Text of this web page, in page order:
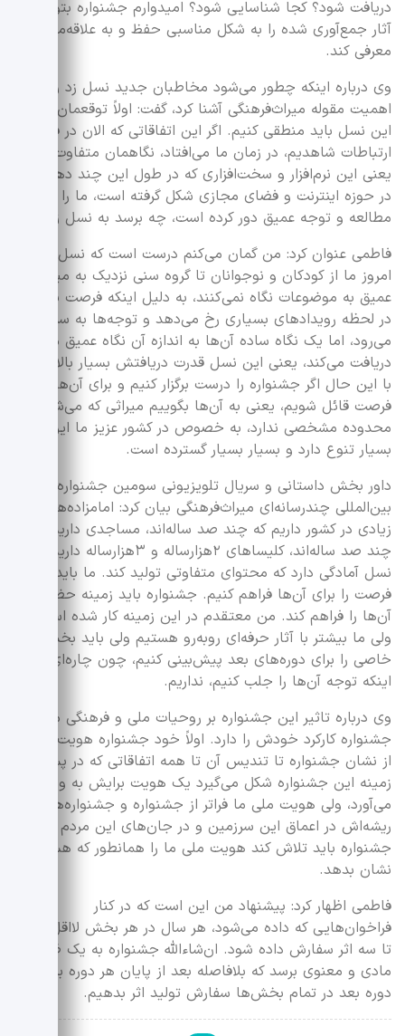
دریافت شود؟ کجا شناسایی شود؟ امیدوارم جشنواره بتواند
آثار جمع‌آوری شده را به شکل مناسبی حفظ و به علاقه‌مندان
معرفی کند.
وی درباره اینکه چطور می‌شود مخاطبان جدید نسل زد را با
اهمیت مقوله میراث‌فرهنگی آشنا کرد، گفت: اولاً توقعمان را از
این نسل باید منطقی کنیم. اگر این اتفاقاتی که الان در فضای
ارتباطات شاهدیم، در زمان ما می‌افتاد، نگاهمان متفاوت بود،
یعنی این نرم‌افزار و سخت‌افزاری که در طول این چند دهه اخیر
در حوزه اینترنت و فضای مجازی شکل گرفته است، ما را هم از
مطالعه و توجه عمیق دور کرده است، چه برسد به نسل زد.
فاطمی عنوان کرد: من گمان می‌کنم درست است که نسل جوان
امروز ما از کودکان و نوجوانان تا گروه سنی نزدیک به میانسالی
عمیق به موضوعات نگاه نمی‌کنند، به دلیل اینکه فرصت ندارند و
در لحظه رویدادهای بسیاری رخ می‌دهد و توجه‌ها به سمت آن
می‌رود، اما یک نگاه ساده آن‌ها به اندازه آن نگاه عمیق ما
دریافت می‌کند، یعنی این نسل قدرت دریافتش بسیار بالاست.
با این حال اگر جشنواره را درست برگزار کنیم و برای آن‌ها
فرصت قائل شویم، یعنی به آن‌ها بگوییم میراثی که می‌شناسید،
محدوده مشخصی ندارد، به خصوص در کشور عزیز ما ایران
بسیار تنوع دارد و بسیار بسیار گسترده است.
داور بخش داستانی و سریال تلویزیونی سومین جشنواره
بین‌المللی چندرسانه‌ای میراث‌فرهنگی بیان کرد: امامزاده‌های
زیادی در کشور داریم که چند صد ساله‌اند، مساجدی داریم که
چند صد ساله‌اند، کلیساهای ۲هزارساله و ۳هزارساله داریم. این
نسل آمادگی دارد که محتوای متفاوتی تولید کند. ما باید این
فرصت را برای آن‌ها فراهم کنیم. جشنواره باید زمینه حضور
آن‌ها را فراهم کند. من معتقدم در این زمینه کار شده است،
ولی ما بیشتر با آثار حرفه‌ای روبه‌رو هستیم ولی باید بخش‌های
خاصی را برای دوره‌های بعد پیش‌بینی کنیم، چون چاره‌ای برای
اینکه توجه آن‌ها را جلب کنیم، نداریم.
وی درباره تاثیر این جشنواره بر روحیات ملی و فرهنگی ما گفت:
جشنواره کارکرد خودش را دارد. اولاً خود جشنواره هویت دارد،
از نشان جشنواره تا تندیس آن تا همه اتفاقاتی که در پس
زمینه این جشنواره شکل می‌گیرد یک هویت برایش به وجود
می‌آورد، ولی هویت ملی ما فراتر از جشنواره و جشنواره‌هاست.
ریشه‌اش در اعماق این سرزمین و در جان‌های این مردم است.
جشنواره باید تلاش کند هویت ملی ما را همانطور که هست،
نشان بدهد.
فاطمی اظهار کرد: پیشنهاد من این است که در کنار
فراخوان‌هایی که داده می‌شود، هر سال در هر بخش لااقل یک
تا سه اثر سفارش داده شود. ان‌شاءالله جشنواره به یک ظرفیت
مادی و معنوی برسد که بلافاصله بعد از پایان هر دوره برای
دوره بعد در تمام بخش‌ها سفارش تولید اثر بدهیم.